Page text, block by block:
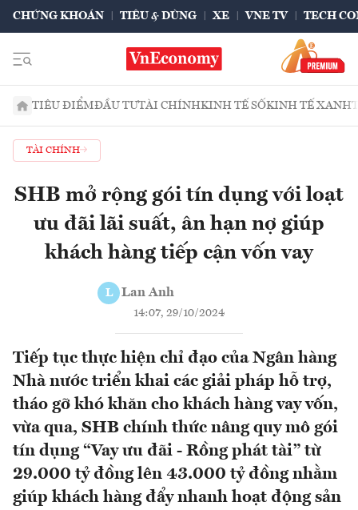
CHỨNG KHOÁN TIÊU & DÙNG XE VNE TV TECH
TIÊU ĐIỂMĐẦU TƯTÀI CHÍNHKINH TẾ SỐKINH TẾ XANH
TÀI CHÍNH
SHB mở rộng gói tín dụng với loạt
ưu đãi lãi suất, ân hạn nợ giúp
khách hàng tiếp cận vốn vay
L Lan Anh
14:07, 29/10/2024
Tiếp tục thực hiện chỉ đạo của Ngân hàng
Nhà nước triển khai các giải pháp hỗ trợ,
tháo gỡ khó khăn cho khách hàng vay vốn,
vừa qua, SHB chính thức nâng quy mô gói
tín dụng “Vay ưu đãi - Rồng phát tài” từ
29.000 tỷ đồng lên 43.000 tỷ đồng nhằm
giúp khách hàng đẩy nhanh hoạt động sản